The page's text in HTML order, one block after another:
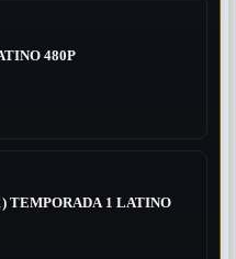
480P
TEMPORADA 1 LATINO